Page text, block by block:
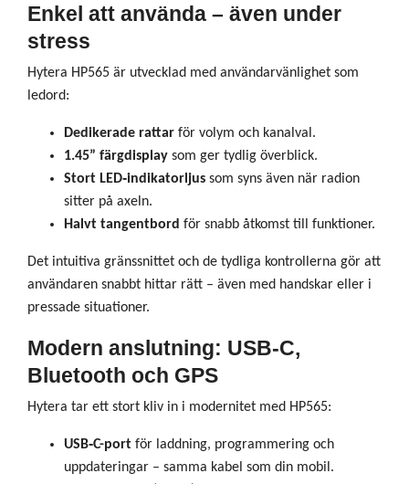
Enkel att använda – även under
stress
Hytera HP565 är utvecklad med användarvänlighet som
ledord:
Dedikerade rattar för volym och kanalval.
1.45” färgdisplay som ger tydlig överblick.
Stort LED‑indikatorljus som syns även när radion
sitter på axeln.
Halvt tangentbord för snabb åtkomst till funktioner.
Det intuitiva gränssnittet och de tydliga kontrollerna gör att
användaren snabbt hittar rätt – även med handskar eller i
pressade situationer.
Modern anslutning: USB‑C,
Bluetooth och GPS
Hytera tar ett stort kliv in i modernitet med HP565:
USB‑C-port för laddning, programmering och
uppdateringar – samma kabel som din mobil.